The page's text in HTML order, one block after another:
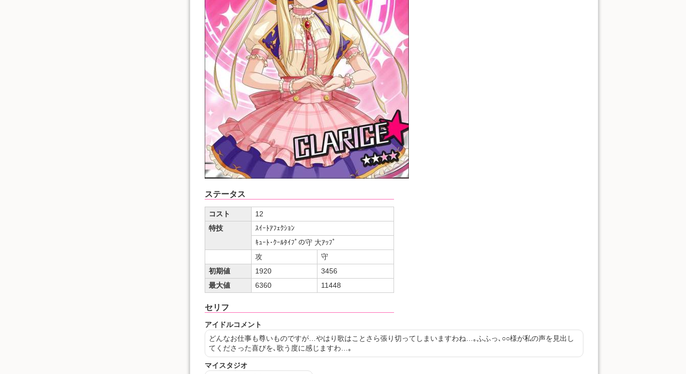
ステータス
コスト
12
特技
ｽｲｰﾄｱﾌｪｸｼｮﾝ
ｷｭｰﾄ･ｸｰﾙﾀｲﾌﾟの守 大ｱｯﾌﾟ
攻
守
初期値
1920
3456
最大値
6360 11448
セリフ
アイドルコメント
どんなお仕事も尊いものですが…やはり歌はことさら張り切ってしまいますわね…｡ふふっ､ ○○様が私の声を見出し
てくださった喜びを､歌う度に感じますわ…｡
マイスタジオ